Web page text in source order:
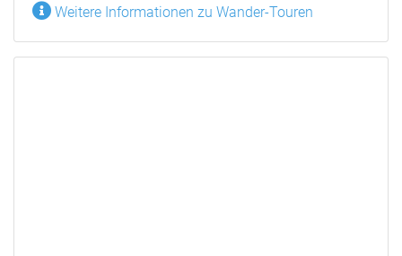
Weitere Informationen zu Wander-Touren